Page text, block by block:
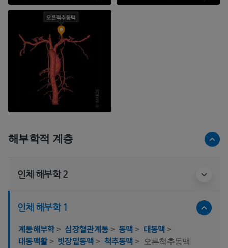
해부학적 계층
인체 해부학 2
인체 해부학 1
계통해부학> 심장혈관계통> 동맥> 대동맥>
대동맥활> 빗장밑동맥> 척추동맥> 오른척추동맥